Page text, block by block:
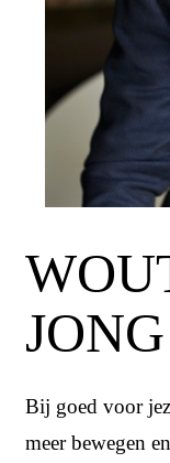
JONG
Bij goed voor
meer bewegen